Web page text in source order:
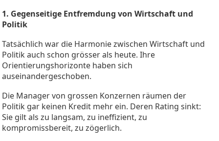
1. Gegenseitige Entfremdung von Wirtschaft und
Politik
Tatsächlich war die Harmonie zwischen Wirtschaft und
Politik auch schon grösser als heute. Ihre
Orientierungshorizonte haben sich
auseinandergeschoben.
Die Manager von grossen Konzernen räumen der
Politik gar keinen Kredit mehr ein. Deren Rating sinkt:
Sie gilt als zu langsam, zu ineffizient, zu
kompromissbereit, zu zögerlich.